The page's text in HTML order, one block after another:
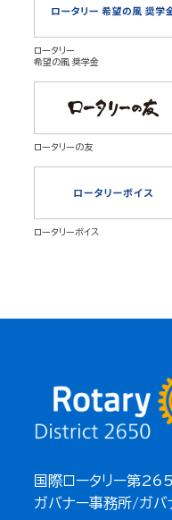
ロータリー
希望の風 奨学金
ロータリーの友
ロータリーボイス
国際ロータリー第
ガバナー事務所/ガバ